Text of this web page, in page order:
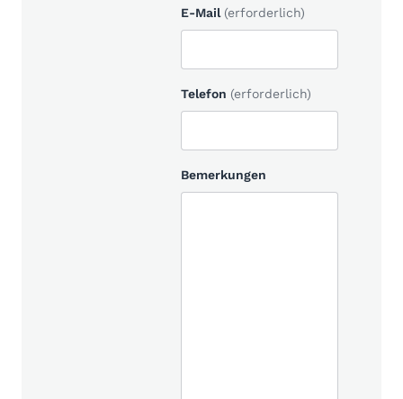
E-Mail (erforderlich)
Telefon (erforderlich)
Bemerkungen